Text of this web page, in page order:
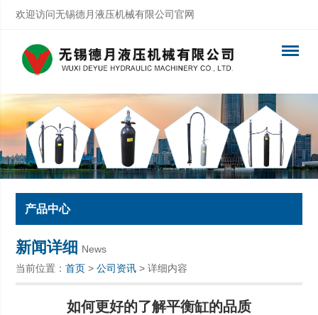
欢迎访问无锡德月液压机械有限公司官网
产品中心
新闻详细 News
当前位置：首页 >公司资讯 > 详细内容
如何更好的了解平衡缸的品质